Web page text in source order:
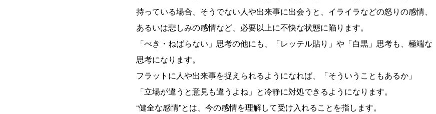
持っている場合、そうでない人や出来事に出会うと、イライラなどの怒りの感情、
あるいは悲しみの感情など、必要以上に不快な状態に陥ります。
「べき・ねばらない」思考の他にも、「レッテル貼り」や「白黒」思考も、極端な
思考になります。
フラットに人や出来事を捉えられるようになれば、「そういうこともあるか」
「立場が違うと意見も違うよね」と冷静に対処できるようになります。
“健全な感情”とは、今の感情を理解して受け入れることを指します。